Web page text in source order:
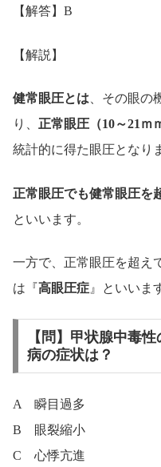
【解答】B
【解説】
健常眼圧とは 、その眼
り、 正常眼圧（10～21ｍ
統計的に得た眼圧となり
正常眼圧でも健常眼圧を
といいます。
一方で、正常眼圧を超え
は『高眼圧症 』といいま
【問】甲状腺中毒
病の症状は？
A 瞬目過多
B 眼裂縮小
C 心悸亢進